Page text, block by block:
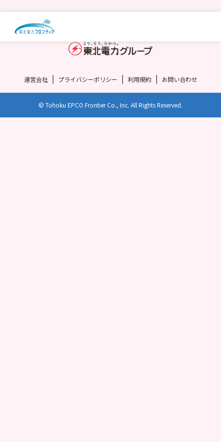
運営会社 プライバシーポリシー 利用規約 お問い合わせ
© Tohoku EPCO Frontier Co., Inc. All Rights Reserved.